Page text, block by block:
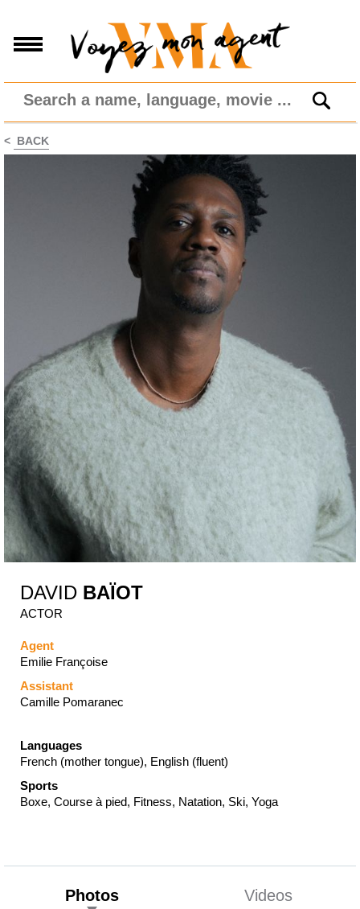
< BACK
DAVID BAÏOT
ACTOR
Agent
Emilie Françoise
Assistant
Camille Pomaranec
Languages
French (mother tongue), English (fluent)
Sports
Boxe, Course à pied, Fitness, Natation, Ski, Yoga
Photos Videos